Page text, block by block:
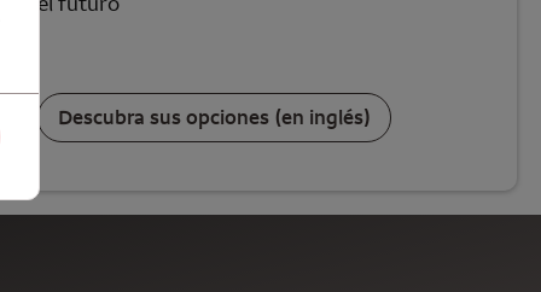
Descubra sus opciones (en inglés)